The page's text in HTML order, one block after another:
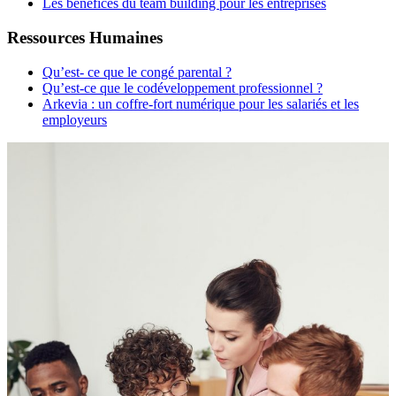
Les bénéfices du team building pour les entreprises
Ressources Humaines
Qu’est- ce que le congé parental ?
Qu’est-ce que le codéveloppement professionnel ?
Arkevia : un coffre-fort numérique pour les salariés et les
employeurs